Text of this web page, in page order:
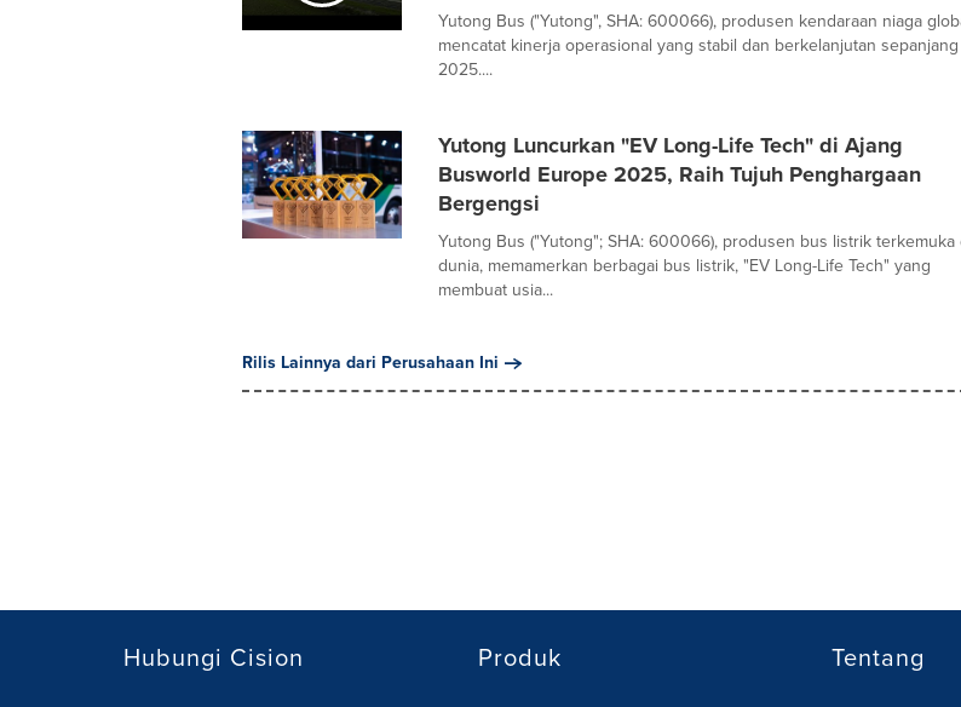
Yutong Bus ("Yutong", SHA: 600066), produsen kendaraan niaga
mencatat kinerja operasional yang stabil dan berkelanjutan sepanjang
2025....
Yutong Luncurkan "EV Long-Life Tech" di Ajang
Busworld Europe 2025, Raih Tujuh Penghargaan
Bergengsi
Yutong Bus ("Yutong"; SHA: 600066), produsen bus listrik terkemuka
dunia, memamerkan berbagai bus listrik, "EV Long-Life Tech" yang
membuat usia...
Rilis Lainnya dari Perusahaan Ini
Hubungi Cision Produk Tentang